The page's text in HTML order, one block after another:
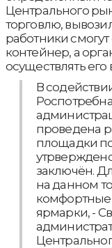
Центрального
торговлю,
работники
контейнер, а
осуществлять его
В
проведена
площадки
заключён.
на данном
комфортные
ярмарки, -